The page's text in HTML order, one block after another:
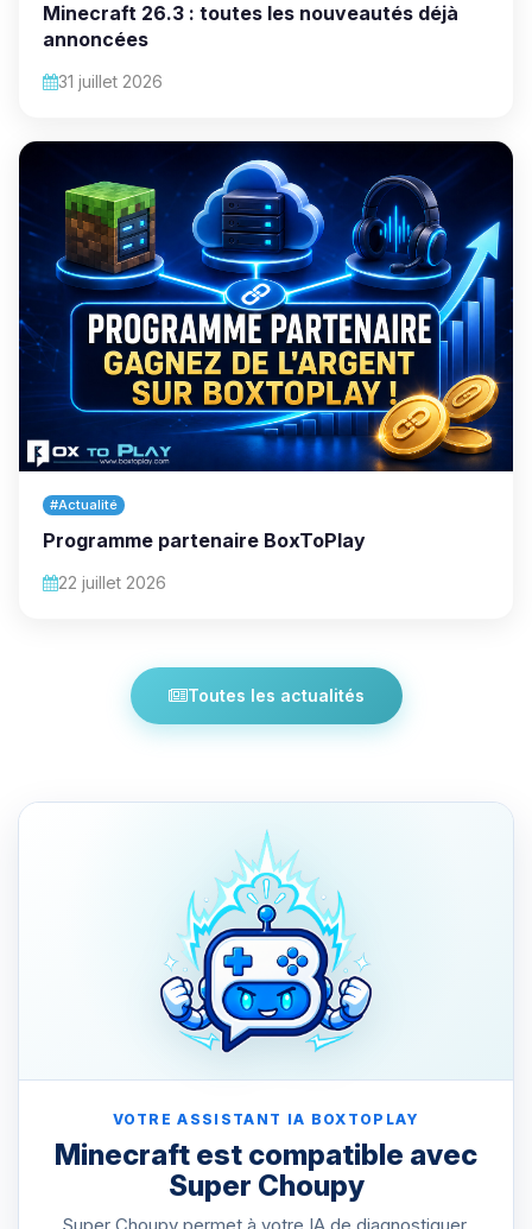
Minecraft 26.3 : toutes les nouveautés déjà
annoncées
31 juillet 2026
#Actualité
Programme partenaire BoxToPlay
22 juillet 2026
Toutes les actualités
VOTRE ASSISTANT IA BOXTOPLAY
Minecraft est compatible avec
Super Choupy
Super Choupy permet à votre IA de diagnostiquer,